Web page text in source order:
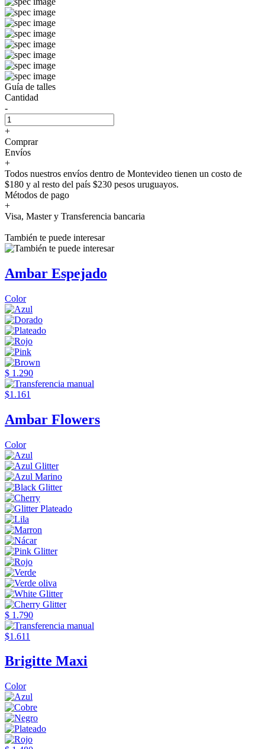
Guía de talles
Cantidad
-
+
Comprar
Envíos
+
Todos nuestros envíos dentro de Montevideo tienen un costo de
$180 y al resto del país $230 pesos uruguayos.
Métodos de pago
+
Visa, Master y Transferencia bancaria
También te puede interesar
Ambar Espejado
Color
$ 1.290
$1.161
Ambar Flowers
Color
$ 1.790
$1.611
Brigitte Maxi
Color